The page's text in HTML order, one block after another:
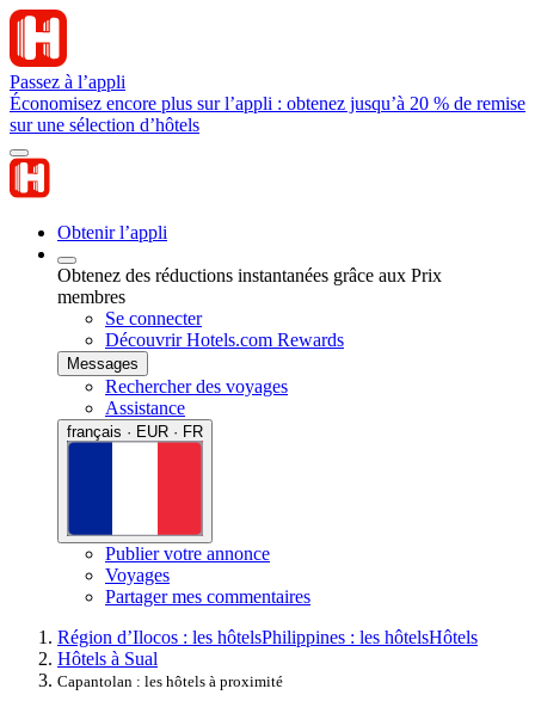
Passez à l’appli
Économisez encore plus sur l’appli : obtenez jusqu’à 20 % de remise
sur une sélection d’hôtels
Obtenir l’appli
Obtenez des réductions instantanées grâce aux Prix
membres
Se connecter
Découvrir Hotels.com Rewards
Messages
Rechercher des voyages
Assistance
français · EUR · FR
Publier votre annonce
Voyages
Partager mes commentaires
Région d’Ilocos : les hôtelsPhilippines : les hôtelsHôtels
Hôtels à Sual
Capantolan : les hôtels à proximité